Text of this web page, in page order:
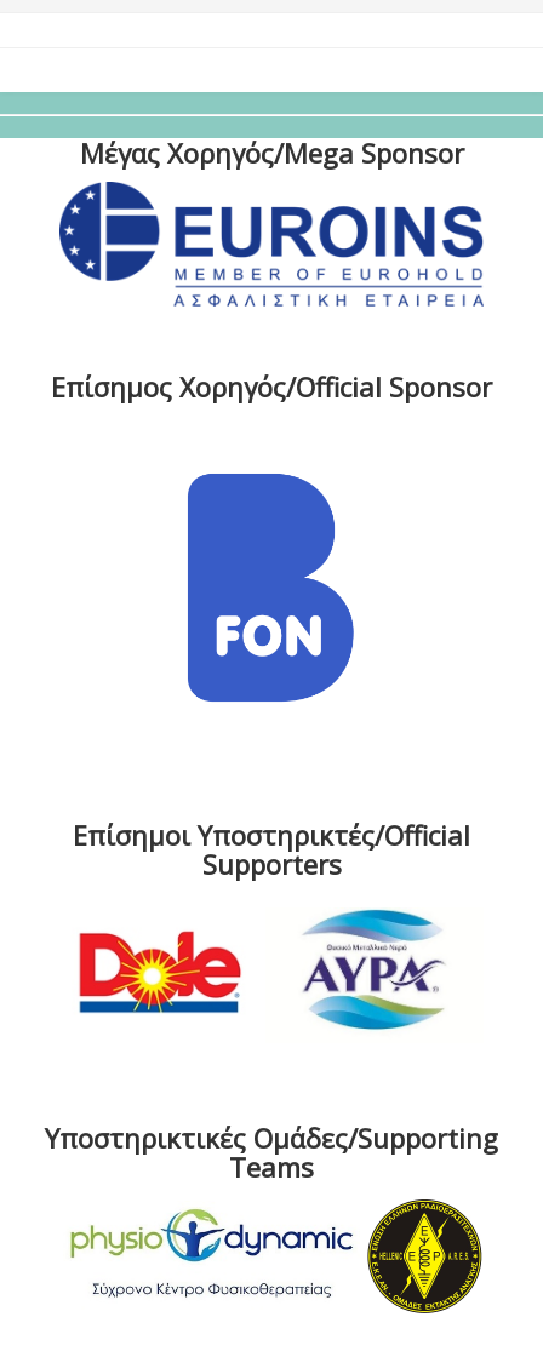
Μέγας Χορηγός/Mega Sponsor
Επίσημος Χορηγός/Official Sponsor
Επίσημοι Υποστηρικτές/Official
Supporters
Υποστηρικτικές Ομάδες/Supporting
Teams